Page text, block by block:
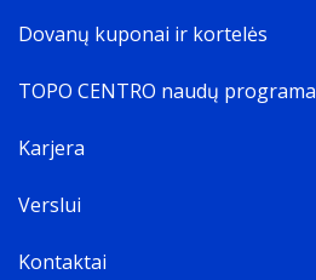
Dovanų kuponai ir kortelės
TOPO CENTRO naudų programa
Karjera
Verslui
Kontaktai